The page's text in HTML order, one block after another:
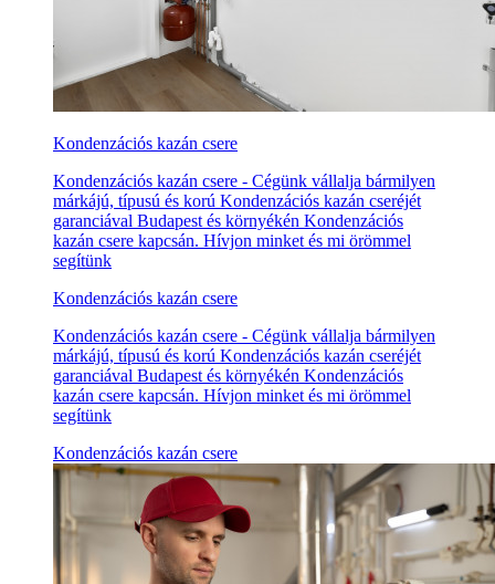
Kondenzációs kazán csere
Kondenzációs kazán csere - Cégünk vállalja bármilyen
márkájú, típusú és korú Kondenzációs kazán cseréjét
garanciával Budapest és környékén Kondenzációs
kazán csere kapcsán. Hívjon minket és mi örömmel
segítünk
Kondenzációs kazán csere
Kondenzációs kazán csere - Cégünk vállalja bármilyen
márkájú, típusú és korú Kondenzációs kazán cseréjét
garanciával Budapest és környékén Kondenzációs
kazán csere kapcsán. Hívjon minket és mi örömmel
segítünk
Kondenzációs kazán csere